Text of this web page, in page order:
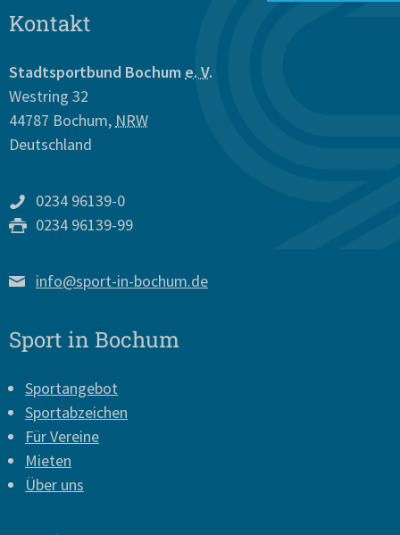
Kontakt
Stadtsportbund Bochum e. V.
Westring 32
44787 Bochum, NRW
Deutschland
0234 96139-0
0234 96139-99
info@sport-in-bochum.de
Sport in Bochum
Sportangebot
Sportabzeichen
Für Vereine
Mieten
Über uns